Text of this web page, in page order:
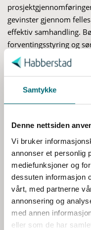
Samtykke
Denne nettsiden
Vi bruker
annonser et personlig
mediefunksjoner og
dessuten informasjon
vårt, med partnerne
annonsering og
med annen
eller som de har
S
m
y
gevinster gjennom
effektiv samhandling.
forventingsstyring og
og eksterne
innføring av
teknologi. Han har
og tett med
Børke er opptatt av
organisasjon og
sitt arbeid og en god
Leverer på